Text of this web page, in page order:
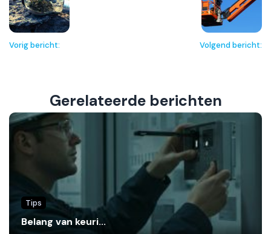
Vorig bericht: Volgend bericht:
Gerelateerde berichten
Tips
Belang van keuri...